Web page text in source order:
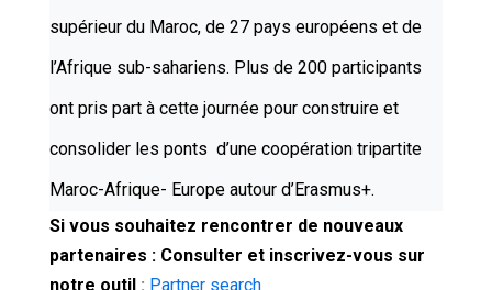
supérieur du Maroc, de 27 pays européens et de
l’Afrique sub-sahariens. Plus de 200 participants
ont pris part à cette journée pour construire et
consolider les ponts d’une coopération tripartite
Maroc-Afrique- Europe autour d’Erasmus+.
Si vous souhaitez rencontrer de nouveaux
partenaires : Consulter et inscrivez-vous sur
notre outil : Partner search